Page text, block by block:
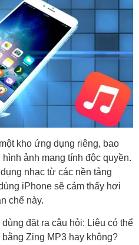
kho ứng dụng riêng, bao
ảnh mang tính độc quyền.
nhạc từ các nền tảng
iPhone sẽ cảm thấy hơi
chế này.
đặt ra câu hỏi: Liệu có thể
Zing MP3 hay không?